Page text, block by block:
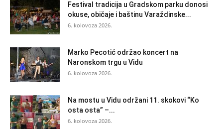
Festival tradicija u Gradskom parku donosi
okuse, običaje i baštinu Varaždinske...
6. kolovoza 2026.
Marko Pecotić održao koncert na
Naronskom trgu u Vidu
6. kolovoza 2026.
Na mostu u Vidu održani 11. skokovi “Ko
osta osta” –...
6. kolovoza 2026.